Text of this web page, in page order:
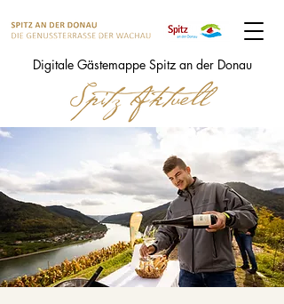
Digitale Gästemappe Spitz an der Donau